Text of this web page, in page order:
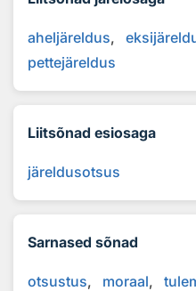
aheljäreldus
pettejäreldus
Liitsõnad esiosaga
järeldusotsus
Sarnased sõnad
otsustus moraal